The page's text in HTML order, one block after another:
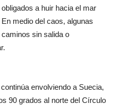
a huir hacia el mar
medio del caos, algunas
sin salida o
envolviendo a Suecia,
90 grados al norte del Círculo